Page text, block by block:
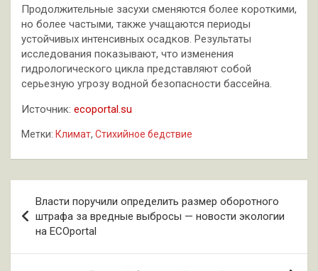
Продолжительные засухи сменяются более короткими,
но более частыми, также учащаются периоды
устойчивых интенсивных осадков. Результаты
исследования показывают, что изменения
гидрологического цикла представляют собой
серьезную угрозу водной безопасности бассейна.
Источник: ecoportal.su
Метки: Климат, Стихийное бедствие
по
записям
Власти поручили определить размер оборотного
штрафа за вредные выбросы — новости экологии
на ECOportal